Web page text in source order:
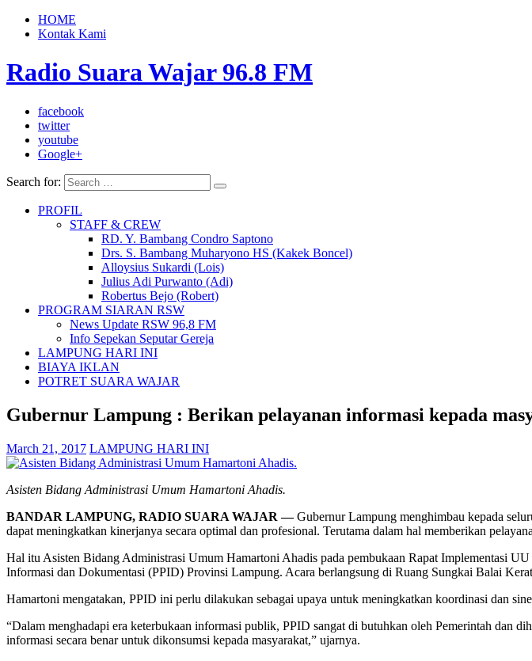
HOME
Kontak Kami
Radio Suara Wajar 96.8 FM
facebook
twitter
youtube
Google+
Search for:
PROFIL
STAFF & CREW
RD. Y. Bambang Condro Saptono
Drs. S. Bambang Muharyono HS (Kakek Boncel)
Alloysius Sukardi (Lois)
Julius Adi Purwanto (Adi)
Robertus Bejo (Robert)
PROGRAM SIARAN RSW
News Update RSW 96,8 FM
Info Sepekan Seputar Gereja
LAMPUNG HARI INI
BIAYA IKLAN
POTRET SUARA WAJAR
Gubernur Lampung : Berikan pelayanan informasi kepada
March 21, 2017 LAMPUNG HARI INI
Asisten Bidang Administrasi Umum Hamartoni Ahadis.
BANDAR LAMPUNG, RADIO SUARA WAJAR —Gubernur Lampung menghimbau kepada
dapat meningkatkan kinerjanya secara optimal dan profesional. Terutama dalam hal memberikan
Hal itu Asisten Bidang Administrasi Umum Hamartoni Ahadis pada pembukaan Rapat Implementasi
Informasi dan Dokumentasi (PPID) Provinsi Lampung. Acara berlangsung di Ruang Sungkai Balai
Hamartoni mengatakan, PPID ini perlu dilakukan sebagai upaya untuk meningkatkan koordinasi dan
“Dalam menghadapi era keterbukaan informasi publik, PPID sangat di butuhkan oleh Pemerintah dan
informasi secara benar untuk dikonsumsi kepada masyarakat,” ujarnya.